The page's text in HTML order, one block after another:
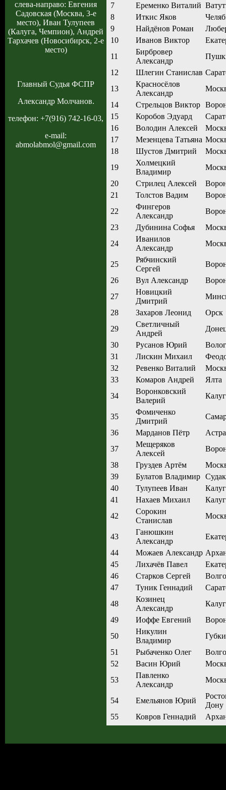
слева-направо: Евгения
Садовская (Москва, 3-е
место), Иван Тулупеев
(Калуга, Чемпион), Андрей
Тархачев (Новосибирск, 2-е
место)
Главный Судья ФСПР
Александр Молчанов.
телефон: +7(916) 742-16-03,
e-mail:
abmolabmol@gmail.com
7
Еременко Виталий
8
Иткис Яков
9
Найдёнов Роман
10
Иванов Виктор
11
Бирбровер
Александр
12
Шлегин Станислав
13
Красносёлов
Александр
14
Стрельцов Виктор
15
Коробов Эдуард
16
Володин Алексей
17
Мезенцева Татьяна
18
Шустов Дмитрий
19
Холмецкий
Владимир
20
Стрилец Алексей
21
Толстов Вадим
22
Фингеров
Александр
23
Дубинина Софья
24
Иванилов
Александр
25
Рябчинский
Сергей
26
Вул Александр
27
Новицкий
Дмитрий
28
Захаров Леонид
Орск
29
Светличный
Андрей
30
Русанов Юрий
31
Лискин Михаил
32
Ревенко Виталий
33
Комаров Андрей
Ялта
34
Воронковский
Валерий
35
Фомиченко
Дмитрий
36
Марданов Пётр
37
Мещеряков
Алексей
38
Груздев Артём
39
Булатов Владимир Судак
40
Тулупеев Иван
41
Нахаев Михаил
42
Сорокин
Станислав
43
Ганюшкин
Александр
44
Можаев Александр
45
Лихачёв Павел
46
Старков Сергей
47
Туник Геннадий
48
Козинец
Александр
49
Иоффе Евгений
50
Никулин
Владимир
51
Рыбаченко Олег
52
Васин Юрий
53
Павленко
Александр
54 Емельянов Юрий
Дону
55
Ковров Геннадий